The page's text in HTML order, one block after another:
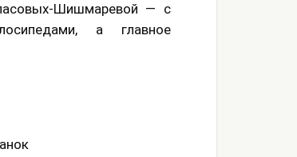
Шишмаревой — с
а главное